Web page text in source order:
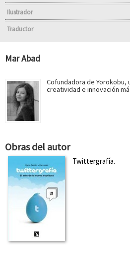
Ilustrador
Traductor
Mar Abad
Cofundadora de Yorokobu,
creatividad e innovación
Obras del autor
Twittergrafía.